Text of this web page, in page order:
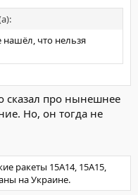
нашёл, что нельзя
сказал про нынешнее
Но, он тогда не
ракеты 15А14, 15А15,
на Украине.